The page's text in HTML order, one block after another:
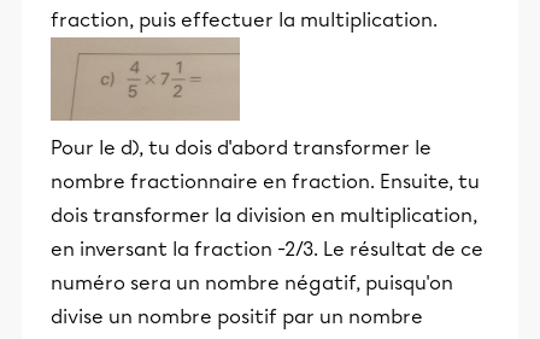
fraction, puis effectuer la multiplication.
Pour le d), tu dois d'abord transformer le
nombre fractionnaire en fraction. Ensuite, tu
dois transformer la division en multiplication,
en inversant la fraction -2/3. Le résultat de ce
numéro sera un nombre négatif, puisqu'on
divise un nombre positif par un nombre